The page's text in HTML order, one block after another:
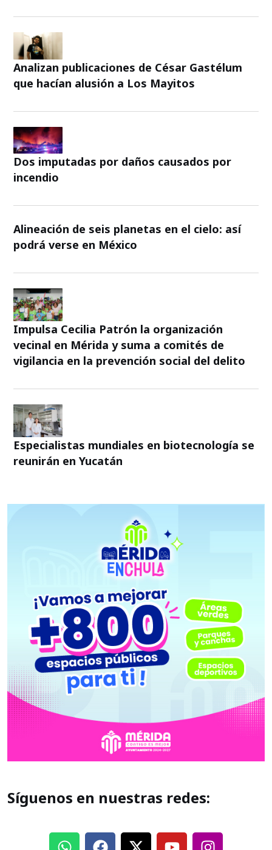
Analizan publicaciones de César Gastélum
que hacían alusión a Los Mayitos
Dos imputadas por daños causados por
incendio
Alineación de seis planetas en el cielo: así
podrá verse en México
Impulsa Cecilia Patrón la organización
vecinal en Mérida y suma a comités de
vigilancia en la prevención social del delito
Especialistas mundiales en biotecnología se
reunirán en Yucatán
Síguenos en nuestras redes: